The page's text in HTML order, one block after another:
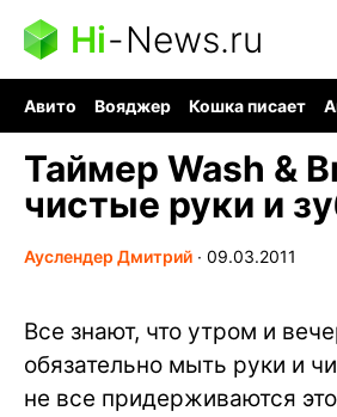
Hi-News.ru
Авито Вояджер Кошка писает
Таймер Wash &
чистые руки и
Ауслендер Дмитрий ∙ 09.03.2011
Все знают, что утром и
обязательно мыть руки и
не все придерживаются